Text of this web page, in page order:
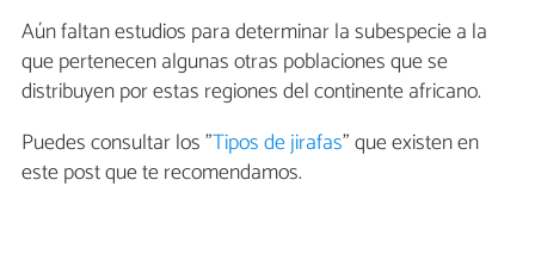
Aún faltan estudios para determinar la subespecie a la
que pertenecen algunas otras poblaciones que se
distribuyen por estas regiones del continente africano.
Puedes consultar los "Tipos de jirafas" que existen en
este post que te recomendamos.